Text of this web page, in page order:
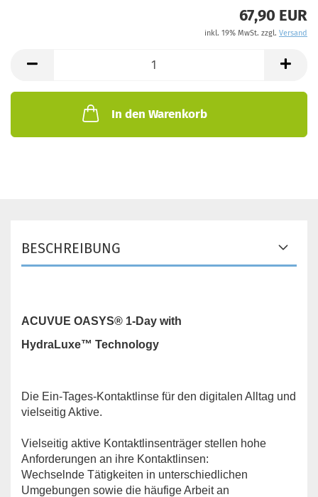
67,90 EUR
inkl. 19% MwSt. zzgl. Versand
In den Warenkorb
BESCHREIBUNG
ACUVUE OASYS® 1-Day with
HydraLuxe™ Technology
Die Ein-Tages-Kontaktlinse für den digitalen Alltag und
vielseitig Aktive.
Vielseitig aktive Kontaktlinsenträger stellen hohe
Anforderungen an ihre Kontaktlinsen:
Wechselnde Tätigkeiten in unterschiedlichen
Umgebungen sowie die häufige Arbeit an